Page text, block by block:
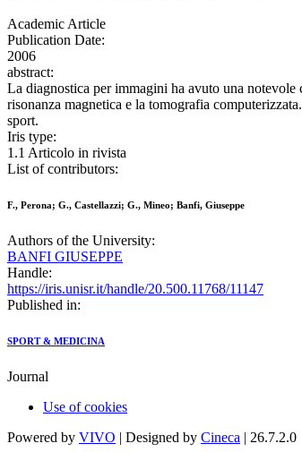
Academic Article
Publication Date:
2006
abstract:
La diagnostica per immagini ha avuto una
risonanza magnetica e la tomografia
sport.
Iris type:
1.1 Articolo in rivista
List of contributors:
F., Perona; G., Castellazzi; G., Mineo; Banfi, Giuseppe
Authors of the University:
BANFI GIUSEPPE
Handle:
https://iris.unisr.it/handle/20.500.11768/11147
Published in:
SPORT & MEDICINA
Journal
Use of cookies
Powered by VIVO | Designed by Cineca | 26.7.2.0